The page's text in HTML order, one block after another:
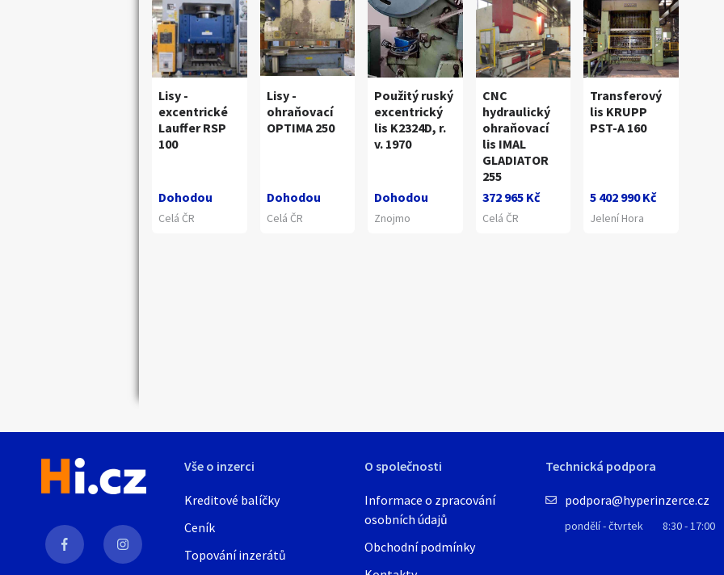
1/ 2
Lisy -
excentrické
Lauffer RSP
100
Dohodou
Celá ČR
Lisy -
ohraňovací
OPTIMA 250
Dohodou
Celá ČR
Použitý ruský
excentrický
lis K2324D, r.
v. 1970
Dohodou
Znojmo
CNC
hydraulický
ohraňovací
lis IMAL
GLADIATOR
255
372 965 Kč
Celá ČR
Transferový
lis KRUPP
PST-A 160
5 402 990 Kč
Jelení Hora
Vše o inzerci
Kreditové balíčky
Ceník
Topování inzerátů
O společnosti
Informace o zpracování
osobních údajů
Obchodní podmínky
Technická podpora
podpora@hyperinzerce.cz
pondělí - čtvrtek 8:30 - 17:00